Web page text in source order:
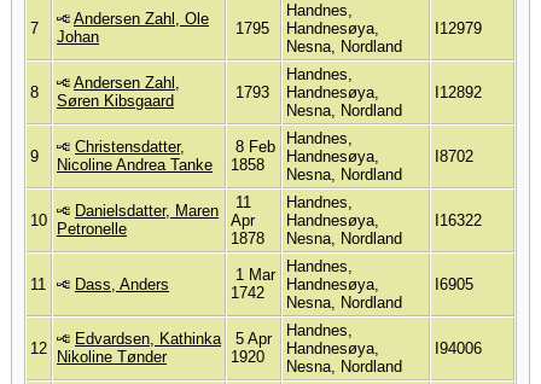
7
Andersen Zahl, Ole
Johan
1795
Handnes,
Handnesøya,
Nesna, Nordland
I12979
8
Andersen Zahl,
Søren Kibsgaard
1793
Handnes,
Handnesøya,
Nesna, Nordland
I12892
9
Christensdatter,
Nicoline Andrea Tanke
8 Feb
1858
Handnes,
Handnesøya,
Nesna, Nordland
I8702
10
Danielsdatter, Maren
Petronelle
11
Apr
1878
Handnes,
Handnesøya,
Nesna, Nordland
I16322
11 Dass, Anders
1 Mar
1742
Handnes,
Handnesøya,
Nesna, Nordland
I6905
12
Edvardsen, Kathinka
Nikoline Tønder
5 Apr
1920
Handnes,
Handnesøya,
Nesna, Nordland
I94006